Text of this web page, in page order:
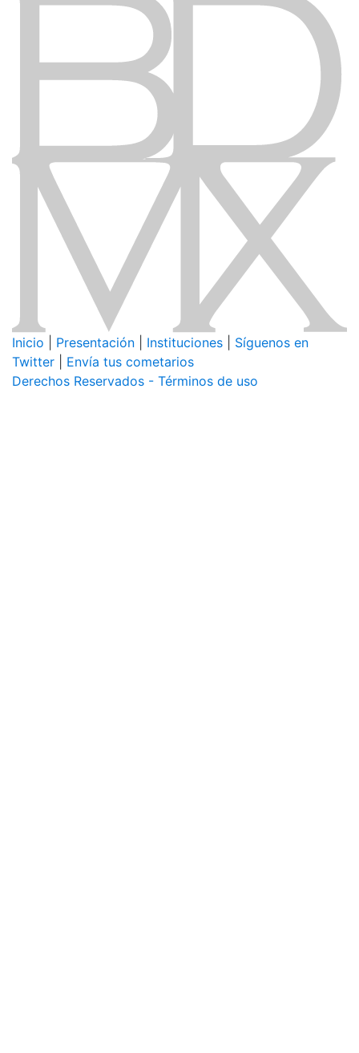
Inicio Presentación Instituciones
Síguenos en
Twitter
Envía tus cometarios
Derechos Reservados - Términos de uso